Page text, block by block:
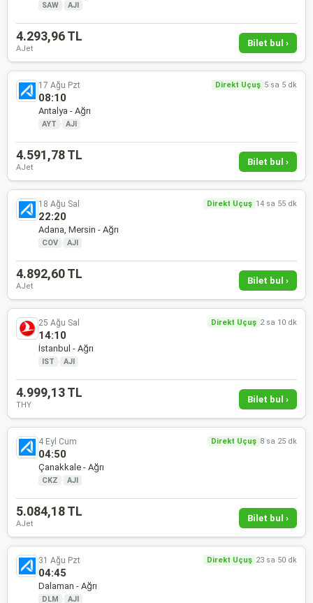
SAW · AJI
4.293,96 TL
AJet
Bilet bul ›
17 Ağu Pzt Direkt Uçuş 5 sa 5 dk
08:10
Antalya - Ağrı
AYT · AJI
4.591,78 TL
AJet
Bilet bul ›
18 Ağu Sal Direkt Uçuş 14 sa 55 dk
22:20
Adana, Mersin - Ağrı
COV · AJI
4.892,60 TL
AJet
Bilet bul ›
25 Ağu Sal Direkt Uçuş 2 sa 10 dk
14:10
İstanbul - Ağrı
IST · AJI
4.999,13 TL
THY
Bilet bul ›
4 Eyl Cum Direkt Uçuş 8 sa 25 dk
04:50
Çanakkale - Ağrı
CKZ · AJI
5.084,18 TL
AJet
Bilet bul ›
31 Ağu Pzt Direkt Uçuş 23 sa 50 dk
04:45
Dalaman - Ağrı
DLM · AJI